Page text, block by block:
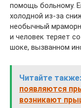
помощь больному.
холодной из-за
необычный
и человек теряет
шоке, вызванном
Читайте также:
появляются
возникают